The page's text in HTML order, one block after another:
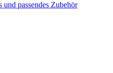
und passendes Zubehör